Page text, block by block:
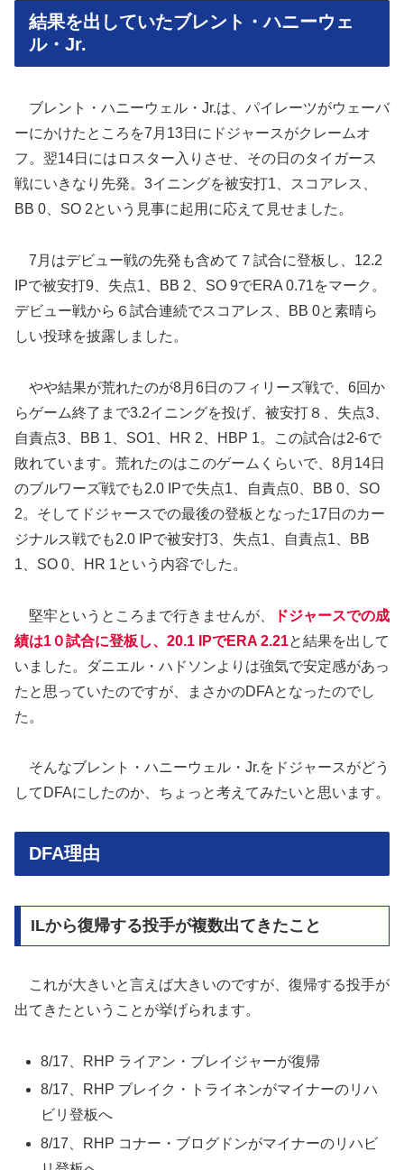
結果を出していたブレント・ハニーウェ
ル・Jr.
ブレント・ハニーウェル・Jr.は、パイレーツがウェーバ
ーにかけたところを7月13日にドジャースがクレームオ
フ。翌14日にはロスター入りさせ、その日のタイガース
戦にいきなり先発。3イニングを被安打1、スコアレス、
BB 0、SO 2という見事に起用に応えて見せました。
7月はデビュー戦の先発も含めて７試合に登板し、12.2
IPで被安打9、失点1、BB 2、SO 9でERA 0.71をマーク。
デビュー戦から６試合連続でスコアレス、BB 0と素晴ら
しい投球を披露しました。
やや結果が荒れたのが8月6日のフィリーズ戦で、6回か
らゲーム終了まで3.2イニングを投げ、被安打８、失点3、
自責点3、BB 1、SO1、HR 2、HBP 1。この試合は2-6で
敗れています。荒れたのはこのゲームくらいで、8月14日
のブルワーズ戦でも2.0 IPで失点1、自責点0、BB 0、SO
2。そしてドジャースでの最後の登板となった17日のカー
ジナルス戦でも2.0 IPで被安打3、失点1、自責点1、BB
1、SO 0、HR 1という内容でした。
堅牢というところまで行きませんが、
ドジャースでの成
績は1０試合に登板し、20.1 IPでERA 2.21と結果を出して
いました。ダニエル・ハドソンよりは強気で安定感があっ
たと思っていたのですが、まさかのDFAとなったのでし
た。
そんなブレント・ハニーウェル・Jr.をドジャースがどう
してDFAにしたのか、ちょっと考えてみたいと思います。
DFA理由
ILから復帰する投手が複数出てきたこと
これが大きいと言えば大きいのですが、復帰する投手が
出てきたということが挙げられます。
8/17、RHP ライアン・ブレイジャーが復帰
8/17、RHP ブレイク・トライネンがマイナーのリハ
ビリ登板へ
8/17、RHP コナー・ブログドンがマイナーのリハビ